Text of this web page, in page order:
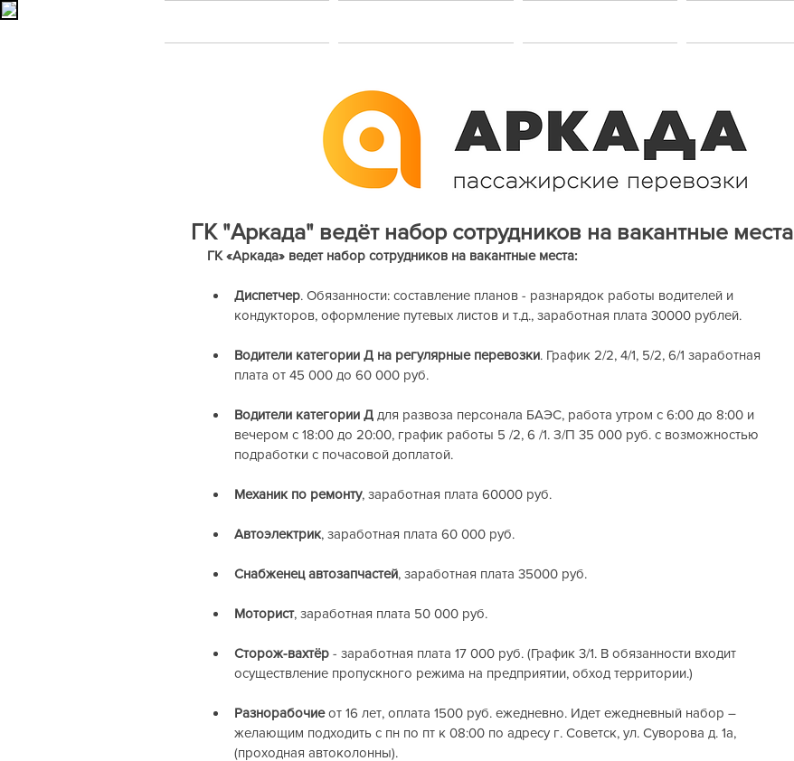
ГК "Аркада" ведёт набор сотрудников на вакантные места
ГК «Аркада» ведет набор сотрудников на вакантные места:
Диспетчер. Обязанности: составление планов - разнарядок работы водителей и
кондукторов, оформление путевых листов и т.д., заработная плата 30000 рублей.
Водители категории Д на регулярные перевозки. График 2/2, 4/1, 5/2, 6/1 заработная
плата от 45 000 до 60 000 руб.
Водители категории Д для развоза персонала БАЭС, работа утром с 6:00 до 8:00 и
вечером с 18:00 до 20:00, график работы 5 /2, 6 /1. З/П 35 000 руб. с возможностью
подработки с почасовой доплатой.
Механик по ремонту, заработная плата 60000 руб.
Автоэлектрик, заработная плата 60 000 руб.
Снабженец автозапчастей, заработная плата 35000 руб.
Моторист, заработная плата 50 000 руб.
Сторож-вахтёр - заработная плата 17 000 руб. (График 3/1. В обязанности входит
осуществление пропускного режима на предприятии, обход территории.)
Разнорабочие от 16 лет, оплата 1500 руб. ежедневно. Идет ежедневный набор –
желающим подходить с пн по пт к 08:00 по адресу г. Советск, ул. Суворова д. 1а,
(проходная автоколонны).